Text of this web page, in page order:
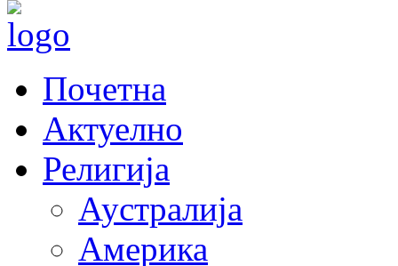
Почетна
Актуелно
Религија
Аустралија
Америка